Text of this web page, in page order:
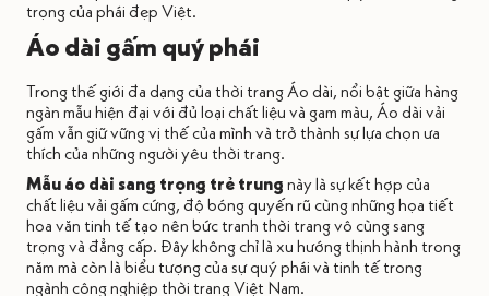
trọng của phái đẹp Việt.
Áo dài gấm quý phái
Trong thế giới đa dạng của thời trang Áo dài, nổi bật giữa hàng
ngàn mẫu hiện đại với đủ loại chất liệu và gam màu, Áo dài vải
gấm vẫn giữ vững vị thế của mình và trở thành sự lựa chọn ưa
thích của những người yêu thời trang.
Mẫu áo dài sang trọng trẻ trung này là sự kết hợp của
chất liệu vải gấm cứng, độ bóng quyến rũ cùng những họa tiết
hoa văn tinh tế tạo nên bức tranh thời trang vô cùng sang
trọng và đẳng cấp. Đây không chỉ là xu hướng thịnh hành trong
năm mà còn là biểu tượng của sự quý phái và tinh tế trong
ngành công nghiệp thời trang Việt Nam.